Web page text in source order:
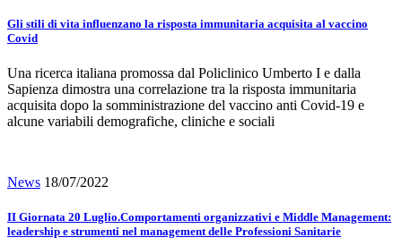
Gli stili di vita influenzano la risposta immunitaria acquisita al vaccino
Covid
Una ricerca italiana promossa dal Policlinico Umberto I e dalla
Sapienza dimostra una correlazione tra la risposta immunitaria
acquisita dopo la somministrazione del vaccino anti Covid-19 e
alcune variabili demografiche, cliniche e sociali
News 18/07/2022
II Giornata 20 Luglio.Comportamenti organizzativi e Middle Management:
leadership e strumenti nel management delle Professioni Sanitarie